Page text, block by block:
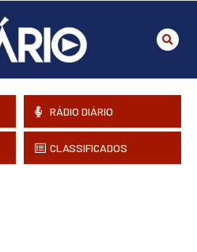
RÁDIO DIÁRIO
CLASSIFICADOS